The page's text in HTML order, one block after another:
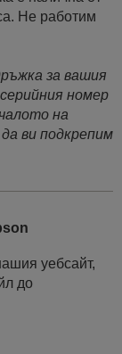
Не работим
за вашия
номер
на
ви подкрепим
уебсайт,
до